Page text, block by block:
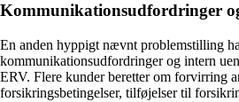
Kommunikationsudfordringer
En anden hyppigt nævnt problemstilling
kommunikationsudfordringer og intern
ERV. Flere kunder beretter om forvirring
forsikringsbetingelser, tilføjelser til